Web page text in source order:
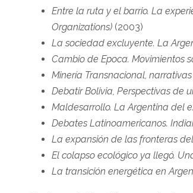
Entre la ruta y el barrio. La
Organizations) (2003)
La sociedad excluyente. La
Cambio de Epoca. Movimientos
Minería Transnacional,
Debatir Bolivia, Perspectivas de
Maldesarrollo. La Argentina del
Debates Latinoamericanos.
La expansión de las fronteras
El colapso ecológico ya llegó.
La transición energética en